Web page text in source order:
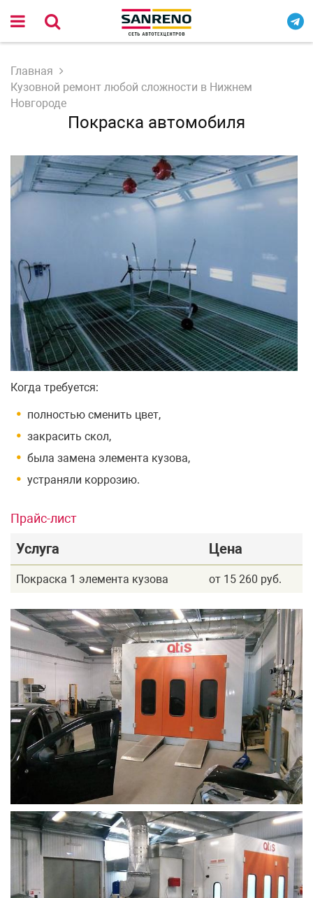
Главная
Кузовной ремонт любой сложности в Нижнем
Новгороде
Покраска автомобиля
Когда требуется:
полностью сменить цвет,
закрасить скол,
была замена элемента кузова,
устраняли коррозию.
Прайс-лист
Услуга Цена
Покраска 1 элемента кузова от 15 260 руб.